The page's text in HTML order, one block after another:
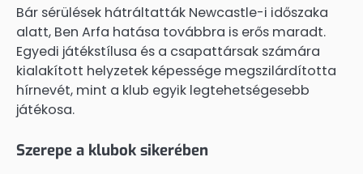
Bár sérülések hátráltatták Newcastle-i időszaka
alatt, Ben Arfa hatása továbbra is erős maradt.
Egyedi játékstílusa és a csapattársak számára
kialakított helyzetek képessége megszilárdította
hírnevét, mint a klub egyik legtehetségesebb
játékosa.
Szerepe a klubok sikerében